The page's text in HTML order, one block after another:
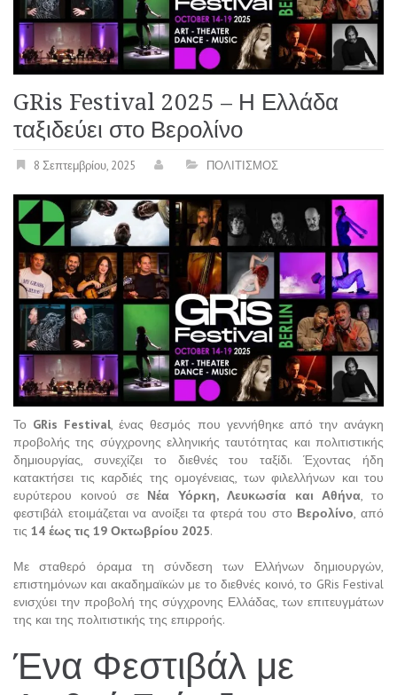
GRis Festival 2025 – Η Ελλάδα
ταξιδεύει στο Βερολίνο
8 Σεπτεμβρίου, 2025 ΠΟΛΙΤΙΣΜΟΣ
Το GRis Festival, ένας θεσμός που γεννήθηκε από την ανάγκη
προβολής της σύγχρονης ελληνικής ταυτότητας και πολιτιστικής
δημιουργίας, συνεχίζει το διεθνές του ταξίδι. Έχοντας ήδη
κατακτήσει τις καρδιές της ομογένειας, των φιλελλήνων και του
ευρύτερου κοινού σε Νέα Υόρκη, Λευκωσία και Αθήνα, το
φεστιβάλ ετοιμάζεται να ανοίξει τα φτερά του στο Βερολίνο, από
τις 14 έως τις 19 Οκτωβρίου 2025.
Με σταθερό όραμα τη σύνδεση των Ελλήνων δημιουργών,
επιστημόνων και ακαδημαϊκών με το διεθνές κοινό, το GRis Festival
ενισχύει την προβολή της σύγχρονης Ελλάδας, των επιτευγμάτων
της και της πολιτιστικής της επιρροής.
Ένα Φεστιβάλ με